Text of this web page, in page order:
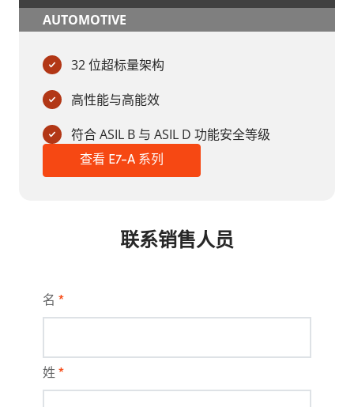
AUTOMOTIVE
32 位超标量架构
高性能与高能效
符合 ASIL B 与 ASIL D 功能安全等级
查看 E7-A 系列
联系销售人员
名 *
姓 *